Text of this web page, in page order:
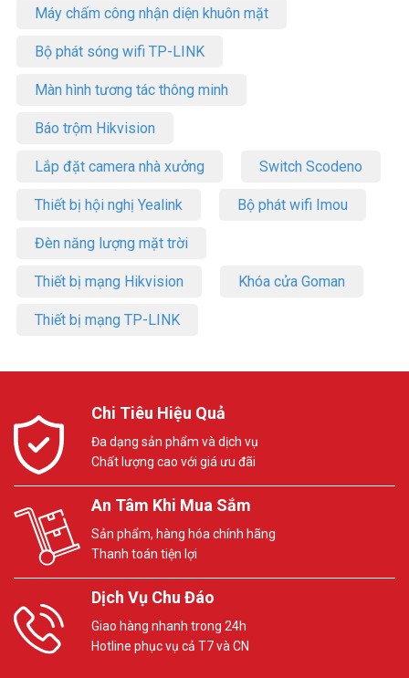
Máy chấm công nhận diện khuôn mặt
Bộ phát sóng wifi TP-LINK
Màn hình tương tác thông minh
Báo trộm Hikvision
Lắp đặt camera nhà xưởng Switch Scodeno
Thiết bị hội nghị Yealink Bộ phát wifi Imou
Đèn năng lượng mặt trời
Thiết bị mạng Hikvision Khóa cửa Goman
Thiết bị mạng TP-LINK
Chi Tiêu Hiệu Quả
Đa dạng sản phẩm và dịch vụ
Chất lượng cao với giá ưu đãi
An Tâm Khi Mua Sắm
Sản phẩm, hàng hóa chính hãng
Thanh toán tiện lợi
Dịch Vụ Chu Đáo
Giao hàng nhanh trong 24h
Hotline phục vụ cả T7 và CN